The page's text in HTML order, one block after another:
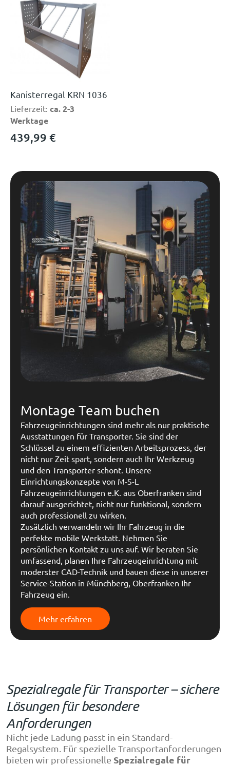
Kanisterregal KRN 1036
Lieferzeit: ca. 2-3
Werktage
439,99 €
Montage Team buchen
Fahrzeugeinrichtungen sind mehr als nur praktische
Ausstattungen für Transporter. Sie sind der
Schlüssel zu einem effizienten Arbeitsprozess, der
nicht nur Zeit spart, sondern auch Ihr Werkzeug
und den Transporter schont. Unsere
Einrichtungskonzepte von M-S-L
Fahrzeugeinrichtungen e.K. aus Oberfranken sind
darauf ausgerichtet, nicht nur funktional, sondern
auch professionell zu wirken.
Zusätzlich verwandeln wir Ihr Fahrzeug in die
perfekte mobile Werkstatt. Nehmen Sie
persönlichen Kontakt zu uns auf. Wir beraten Sie
umfassend, planen Ihre Fahrzeugeinrichtung mit
moderster CAD-Technik und bauen diese in unserer
Service-Station in Münchberg, Oberfranken Ihr
Fahrzeug ein.
Mehr erfahren
Spezialregale für Transporter – sichere
Lösungen für besondere
Anforderungen
Nicht jede Ladung passt in ein Standard-
Regalsystem. Für spezielle Transportanforderungen
bieten wir professionelle Spezialregale für